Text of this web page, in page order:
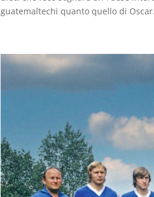
guatemaltechi quanto quello di